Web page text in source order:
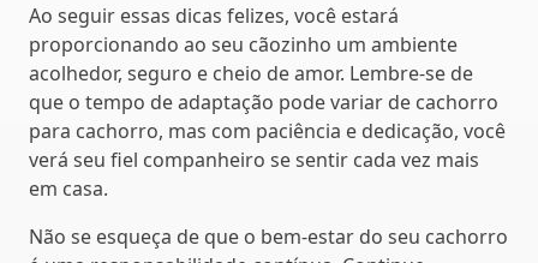
Ao seguir essas dicas felizes, você estará
proporcionando ao seu cãozinho um ambiente
acolhedor, seguro e cheio de amor. Lembre-se de
que o tempo de adaptação pode variar de cachorro
para cachorro, mas com paciência e dedicação, você
verá seu fiel companheiro se sentir cada vez mais
em casa.
Não se esqueça de que o bem-estar do seu cachorro